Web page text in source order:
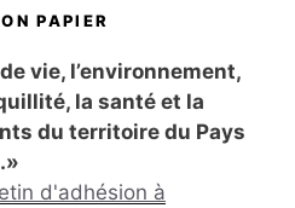
PAPIER
vie, l’environnement,
la santé et la
du territoire du Pays
d'adhésion à